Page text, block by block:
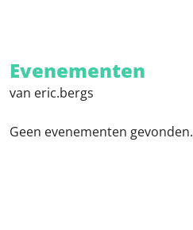
Evenementen
van eric.bergs
Geen evenementen gevonden.